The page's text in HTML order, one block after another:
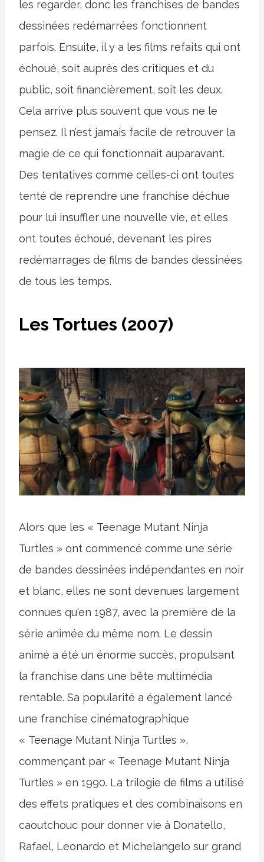
les regarder, donc les franchises de bandes
dessinées redémarrées fonctionnent
parfois. Ensuite, il y a les films refaits qui ont
échoué, soit auprès des critiques et du
public, soit financièrement, soit les deux.
Cela arrive plus souvent que vous ne le
pensez. Il n’est jamais facile de retrouver la
magie de ce qui fonctionnait auparavant.
Des tentatives comme celles-ci ont toutes
tenté de reprendre une franchise déchue
pour lui insuffler une nouvelle vie, et elles
ont toutes échoué, devenant les pires
redémarrages de films de bandes dessinées
de tous les temps.
Les Tortues (2007)
Alors que les « Teenage Mutant Ninja
Turtles » ont commencé comme une série
de bandes dessinées indépendantes en noir
et blanc, elles ne sont devenues largement
connues qu'en 1987, avec la première de la
série animée du même nom. Le dessin
animé a été un énorme succès, propulsant
la franchise dans une bête multimédia
rentable. Sa popularité a également lancé
une franchise cinématographique
« Teenage Mutant Ninja Turtles »,
commençant par « Teenage Mutant Ninja
Turtles » en 1990. La trilogie de films a utilisé
des effets pratiques et des combinaisons en
caoutchouc pour donner vie à Donatello,
Rafael, Leonardo et Michelangelo sur grand